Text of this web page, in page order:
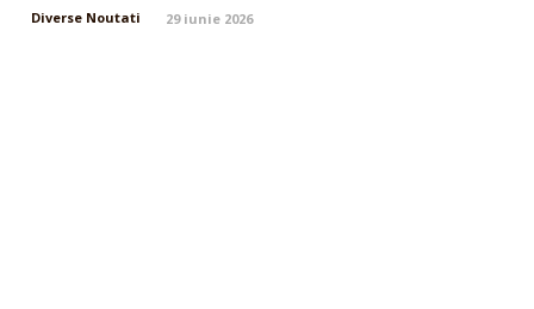
Diverse Noutati 29 iunie 2026